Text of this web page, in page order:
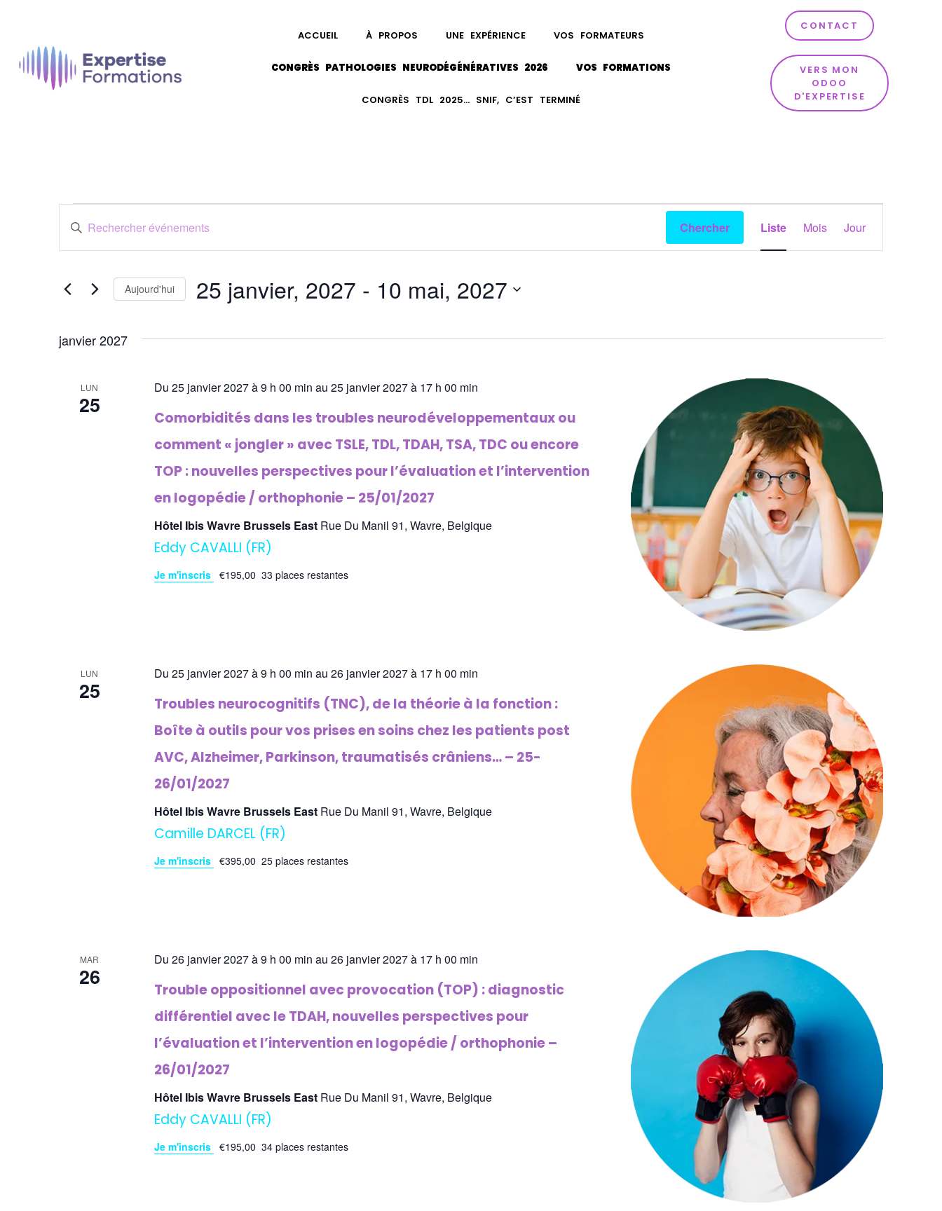
ACCUEIL À PROPOS UNE EXPÉRIENCE VOS FORMATEURS
CONGRÈS PATHOLOGIES NEURODÉGÉNÉRATIVES 2026 VOS FORMATIONS
CONGRÈS TDL 2025… SNIF, C’EST TERMINÉ
CONTACT
VERS MON
ODOO
D'EXPERTISE
Recherche
et
navigation
de
vues
Événements
Saisir
mot-
clé.
Événements
par
Chercher
de
Liste Mois Jour
Aujourd'hui 25 janvier, 2027 - 10 mai, 2027
date.
janvier 2027
LUN
25
Du 25 janvier 2027 à 9 h 00 min au 25 janvier 2027 à 17 h 00 min
Comorbidités dans les troubles neurodéveloppementaux ou
comment « jongler » avec TSLE, TDL, TDAH, TSA, TDC ou encore
TOP : nouvelles perspectives pour l’évaluation et l’intervention
en logopédie / orthophonie – 25/01/2027
Hôtel Ibis Wavre Brussels East Rue Du Manil 91, Wavre, Belgique
Eddy CAVALLI (FR)
Je m'inscris €195,00 33 places restantes
LUN
25
Du 25 janvier 2027 à 9 h 00 min au 26 janvier 2027 à 17 h 00 min
Troubles neurocognitifs (TNC), de la théorie à la fonction :
Boîte à outils pour vos prises en soins chez les patients post
AVC, Alzheimer, Parkinson, traumatisés crâniens… – 25-
26/01/2027
Hôtel Ibis Wavre Brussels East Rue Du Manil 91, Wavre, Belgique
Camille DARCEL (FR)
Je m'inscris €395,00 25 places restantes
MAR
26
Du 26 janvier 2027 à 9 h 00 min au 26 janvier 2027 à 17 h 00 min
Trouble oppositionnel avec provocation (TOP) : diagnostic
différentiel avec le TDAH, nouvelles perspectives pour
l’évaluation et l’intervention en logopédie / orthophonie –
26/01/2027
Hôtel Ibis Wavre Brussels East Rue Du Manil 91, Wavre, Belgique
Eddy CAVALLI (FR)
Je m'inscris €195,00 34 places restantes